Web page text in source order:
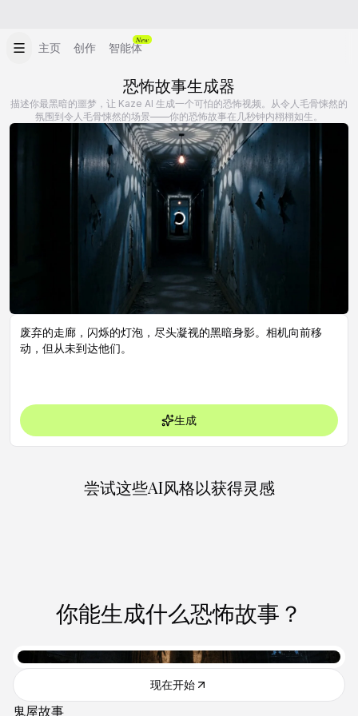
主页 创作 智能体
New
恐怖故事生成器
描述你最黑暗的噩梦，让 Kaze AI 生成一个可怕的恐怖视频。从令人毛骨悚然的
氛围到令人毛骨悚然的场景——你的恐怖故事在几秒钟内栩栩如生。
生成
尝试这些AI风格以获得灵感
你能生成什么恐怖故事？
鬼屋故事
现在开始